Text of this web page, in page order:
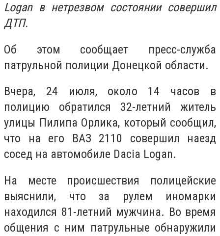
Logan в нетрезвом состоянии совершил
ДТП.
Об этом сообщает пресс-служба
патрульной полиции Донецкой области.
Вчера, 24 июля, около 14 часов в
полицию обратился 32-летний житель
улицы Пилипа Орлика, который сообщил,
что на его ВАЗ 2110 совершил наезд
сосед на автомобиле Dacia Logan.
На месте происшествия полицейские
выяснили, что за рулем иномарки
находился 81-летний мужчина. Во время
общения с ним патрульные обнаружили